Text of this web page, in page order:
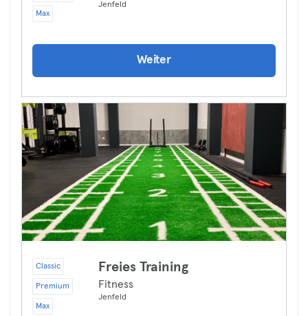
Max
Jenfeld
Weiter
Classic
Premium
Max
Freies Training
Fitness
Jenfeld